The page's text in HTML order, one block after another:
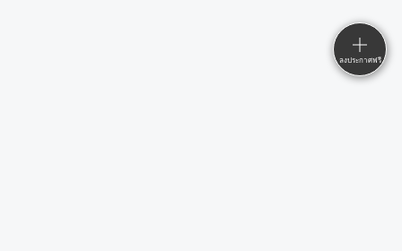
ลงประกาศฟรี